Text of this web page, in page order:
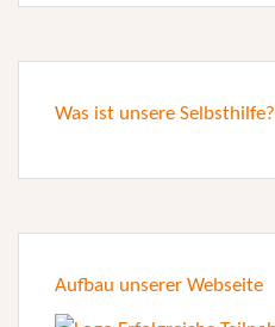
Was ist unsere Selbsthilfe?
Aufbau unserer Webseite